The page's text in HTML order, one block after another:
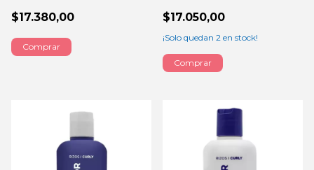
$17.380,00 $17.050,00
¡Solo quedan 2 en stock!